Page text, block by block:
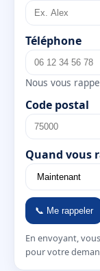
Téléphone
Nous vous
Code postal
Quand vous
📞 Me rappeler
En envoyant,
pour votre